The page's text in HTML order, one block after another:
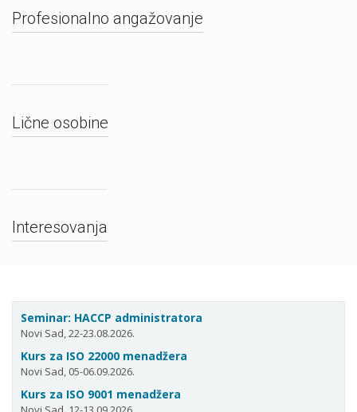
Profesionalno angažovanje
Lične osobine
Interesovanja
Seminar: HACCP administratora
Novi Sad, 22-23.08.2026.
Kurs za ISO 22000 menadžera
Novi Sad, 05-06.09.2026.
Kurs za ISO 9001 menadžera